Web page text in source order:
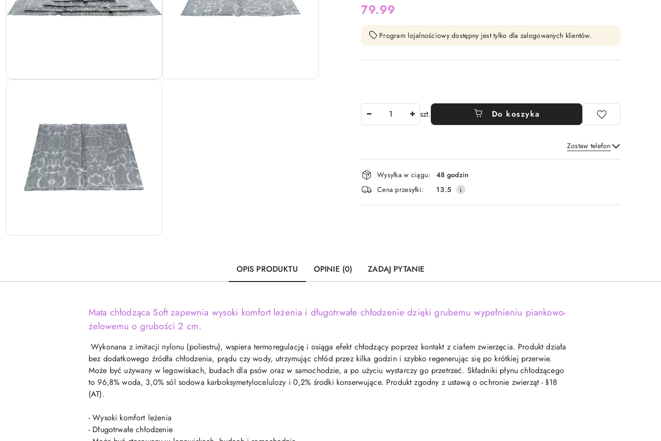
cena:
79.99
Program lojalnościowy dostępny jest tylko dla zalogowanych klientów.
szt. Do koszyka
Zostaw telefon
Wyślij
Dostępność
i
dostawa
Wysyłka w ciągu:
48 godzin
Cena przesyłki:
13.5
OPIS PRODUKTU OPINIE (0) ZADAJ PYTANIE
Mata chłodząca Soft zapewnia wysoki komfort leżenia i długotrwałe chłodzenie dzięki grubemu wypełnieniu piankowo-
żelowemu o grubości 2 cm.
Wykonana z imitacji nylonu (poliestru), wspiera termoregulację i osiąga efekt chłodzący poprzez kontakt z ciałem zwierzęcia. Produkt działa
bez dodatkowego źródła chłodzenia, prądu czy wody, utrzymując chłód przez kilka godzin i szybko regenerując się po krótkiej przerwie.
Może być używany w legowiskach, budach dla psów oraz w samochodzie, a po użyciu wystarczy go przetrzeć. Składniki płynu chłodzącego
to 96,8% woda, 3,0% sól sodowa karboksymetylocelulozy i 0,2% środki konserwujące. Produkt zgodny z ustawą o ochronie zwierząt - §18
(AT).
- Wysoki komfort leżenia
- Długotrwałe chłodzenie